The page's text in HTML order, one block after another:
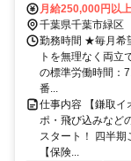
該当しない店舗あ
月給250,000円以上
千葉県千葉市緑区
勤務時間 ★毎月希
トを無理なく両
の標準労働時間：
番...
仕事内容 【鎌取イ
ポ・飛び込みなど
スタート！ 四半
【保険...